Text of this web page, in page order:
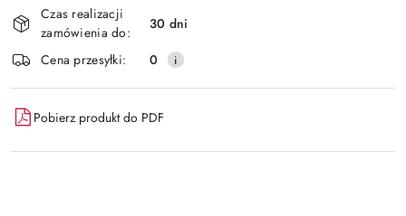
i
dostawa
Czas realizacji
zamówienia do:
30 dni
Cena przesyłki:
0
Pobierz produkt do PDF